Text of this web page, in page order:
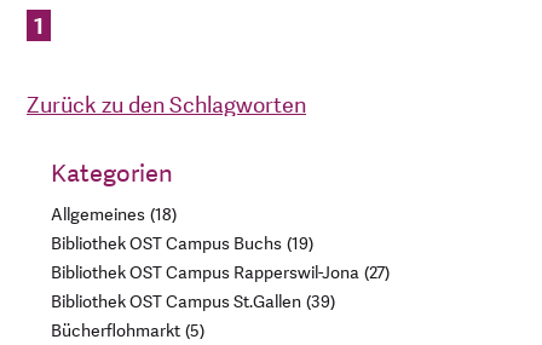
1
Zurück zu den Schlagworten
Kategorien
Allgemeines 18
Bibliothek OST Campus Buchs 19
Bibliothek OST Campus Rapperswil-Jona 27
Bibliothek OST Campus St.Gallen 39
Bücherflohmarkt 5